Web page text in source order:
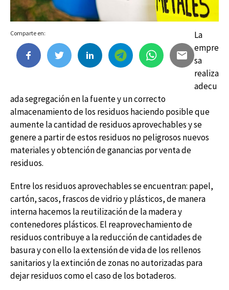
Comparte en:
La
empre
sa
realiza
adecu
ada segregación en la fuente y un correcto
almacenamiento de los residuos haciendo posible que
aumente la cantidad de residuos aprovechables y se
genere a partir de estos residuos no peligrosos nuevos
materiales y obtención de ganancias por venta de
residuos.
Entre los residuos aprovechables se encuentran: papel,
cartón, sacos, frascos de vidrio y plásticos, de manera
interna hacemos la reutilización de la madera y
contenedores plásticos. El reaprovechamiento de
residuos contribuye a la reducción de cantidades de
basura y con ello la extensión de vida de los rellenos
sanitarios y la extinción de zonas no autorizadas para
dejar residuos como el caso de los botaderos.